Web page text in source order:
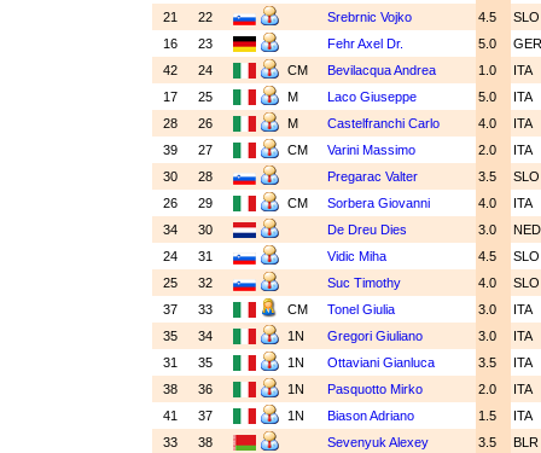
21
22 Srebrnic Vojko 4.5
16
23 Fehr Axel Dr. 5.0
42
24 CM Bevilacqua Andrea 1.0
ITA
17
25 M Laco Giuseppe 5.0
ITA
28
26 M Castelfranchi Carlo 4.0
ITA
39
27 CM Varini Massimo 2.0
ITA
30
28 Pregarac Valter 3.5
26
29 CM Sorbera Giovanni 4.0
ITA
34
30 De Dreu Dies 3.0
24
31 Vidic Miha 4.5
25
32 Suc Timothy 4.0
37
33 CM Tonel Giulia 3.0
ITA
35
34 1N Gregori Giuliano 3.0
ITA
31
35 1N Ottaviani Gianluca 3.5
ITA
38
36 1N Pasquotto Mirko 2.0
ITA
41
37 1N Biason Adriano 1.5
ITA
33
38 Sevenyuk Alexey 3.5
BLR